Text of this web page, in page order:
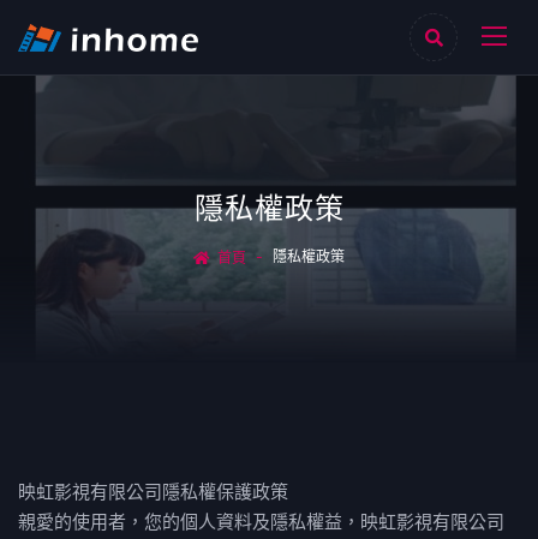
隱私權政策
首頁 隱私權政策
映虹影視有限公司隱私權保護政策
親愛的使用者，您的個人資料及隱私權益，映虹影視有限公司